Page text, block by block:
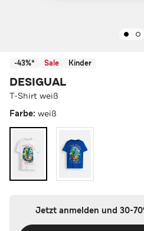
-43%* Sale Kinder
DESIGUAL
T-Shirt weiß
Farbe: weiß
Jetzt anmelden und 30-